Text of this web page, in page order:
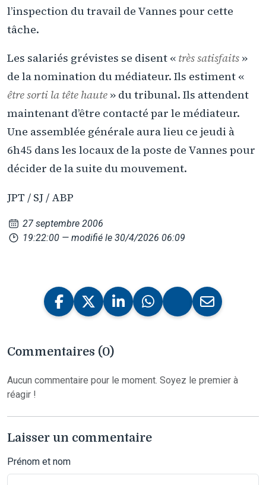
l’inspection du travail de Vannes pour cette
tâche.
Les salariés grévistes se disent « très satisfaits »
de la nomination du médiateur. Ils estiment «
être sorti la tête haute » du tribunal. Ils attendent
maintenant d’être contacté par le médiateur.
Une assemblée générale aura lieu ce jeudi à
6h45 dans les locaux de la poste de Vannes pour
décider de la suite du mouvement.
JPT / SJ / ABP
27 septembre 2006
19:22:00 — modifié le 30/4/2026 06:09
Commentaires (0)
Aucun commentaire pour le moment. Soyez le premier à
réagir !
Laisser un commentaire
Prénom et nom